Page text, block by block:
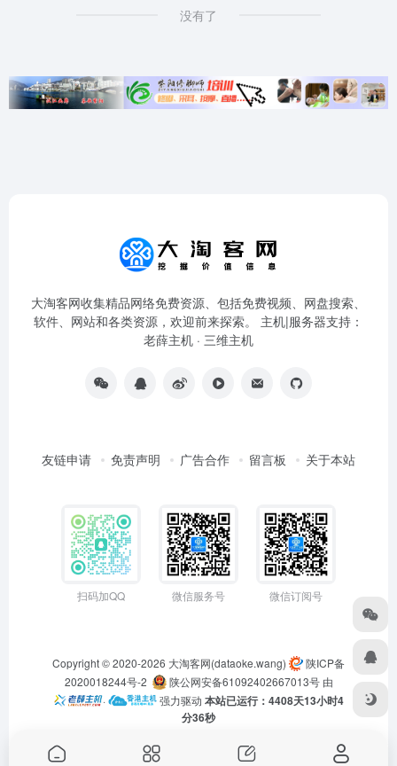
没有了
大淘客网收集精品网络免费资源、包括免费视频、网盘搜索、
软件、网站和各类资源，欢迎前来探索。 主机|服务器支持：
老薛主机 · 三维主机
友链申请 免责声明 广告合作 留言板 关于本站
扫码加QQ 微信服务号 微信订阅号
Copyright © 2020-2026 大淘客网(dataoke.wang)
陕ICP备
2020018244号-2
陕公网安备61092402667013号由
·
强力驱动 本站已运行：4408天13小时4
分36秒